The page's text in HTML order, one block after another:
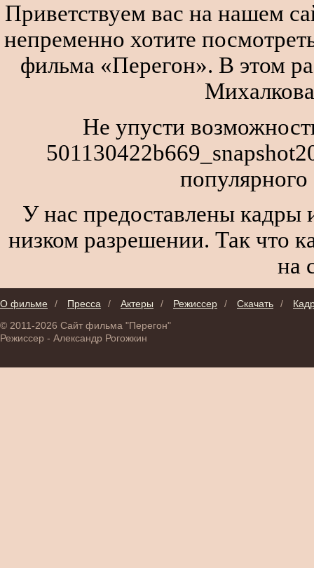
Приветствуем вас на нашем
непременно хотите
фильма «Перегон». В этом
Не упусти
У нас предоставлены кадры
низком разрешении. Так что
на
О фильме / Пресса / Актеры / Режиссер / Скачать /
© 2011-2026 Сайт фильма "Перегон"
Режиссер - Александр Рогожкин